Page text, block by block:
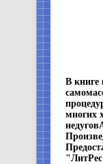
В книге
многих